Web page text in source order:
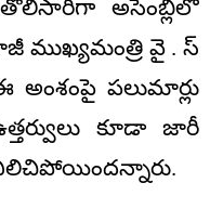
అసెంబ్లీలో
ముఖ్యమంత్రి వై . స్
పలుమార్లు
కూడా జారీ